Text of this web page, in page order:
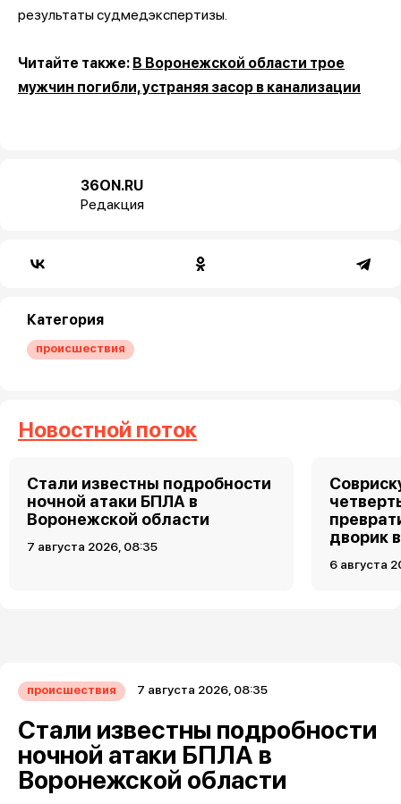
результаты судмедэкспертизы.
Читайте также: В Воронежской области трое
мужчин погибли, устраняя засор в канализации
36ON.RU
Редакция
Категория
происшествия
Новостной поток
Стали известны подробности
ночной атаки БПЛА в
Воронежской области
7 августа 2026, 08:35
дворик
6 августа
происшествия 7 августа 2026, 08:35
Стали известны подробности
ночной атаки БПЛА в
Воронежской области